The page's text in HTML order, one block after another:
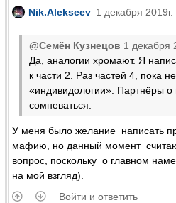
Nik.Alekseev 1 декабря
@Семён Кузнецов 1 декабря
Да, аналогии хромают. Я
к части 2. Раз частей 4, пока
«индивидологии». Партнёры
сомневаться.
У меня было желание написать
мафию, но данный момент считаю
вопрос, поскольку о главном
на мой взгляд).
Войти и ответить